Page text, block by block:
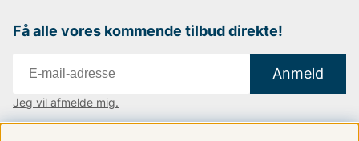
Få alle vores kommende tilbud direkte!
Anmeld
Jeg vil afmelde mig.